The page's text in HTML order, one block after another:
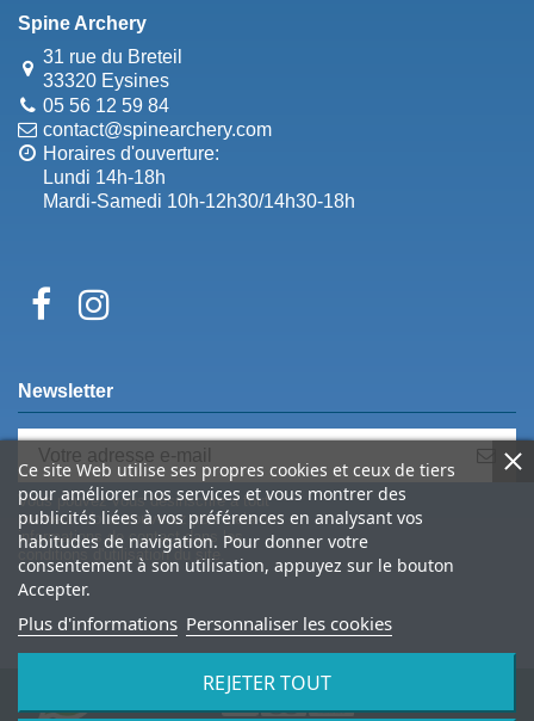
Spine Archery
31 rue du Breteil
33320 Eysines
05 56 12 59 84
contact@spinearchery.com
Horaires d'ouverture:
Lundi 14h-18h
Mardi-Samedi 10h-12h30/14h30-18h
Ce site Web utilise ses propres cookies et ceux de tiers
pour améliorer nos services et vous montrer des
publicités liées à vos préférences en analysant vos
habitudes de navigation. Pour donner votre
consentement à son utilisation, appuyez sur le bouton
Accepter.
Plus d'informations Personnaliser les cookies
REJETER TOUT
Newsletter
Vous pouvez vous désinscrire à tout
moment. Vous trouverez pour cela nos
informations de contact dans les
conditions d'utilisation du site.